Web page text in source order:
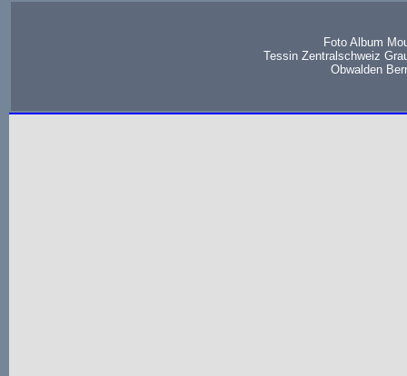
Foto Album
Tessin Zentralschweiz
Obwalden